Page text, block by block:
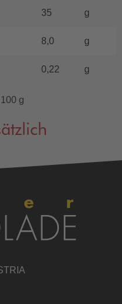
35 g
8,0 g
0,22 g
g